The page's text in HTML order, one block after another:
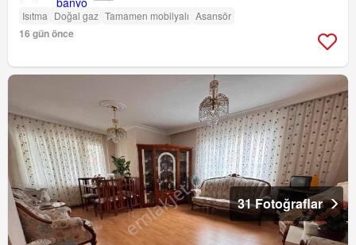
Isıtma Doğal gaz Tamamen mobilyalı Asansör
16 gün önce
31 Fotoğraflar